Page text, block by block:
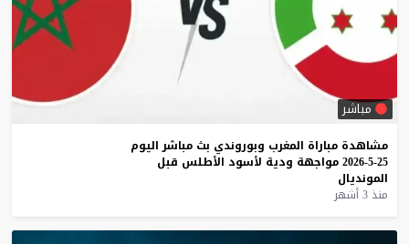
مباشر
مشاهدة مباراة المغرب وبوروندي بث مباشر اليوم
25-5-2026
مواجهة ودية لأسود الأطلس قبل
المونديال
منذ 3 أشهر